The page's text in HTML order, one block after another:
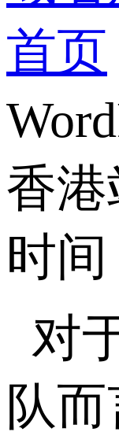
首页
香港
时间
对
队